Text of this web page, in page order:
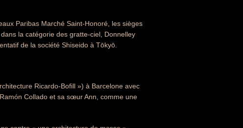
Paribas Marché Saint-Honoré, les sièges
la catégorie des gratte-ciel, Donnelley
de la société Shiseido à Tōkyō.
Ricardo-Bofill ») à Barcelone avec
Collado et sa sœur Ann, comme une